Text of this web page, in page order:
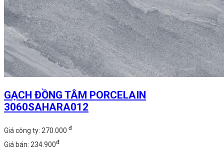
GẠCH ĐỒNG TÂM PORCELAIN
3060SAHARA012
Giá công ty: 270.000 đ
Giá bán: 234.900đ